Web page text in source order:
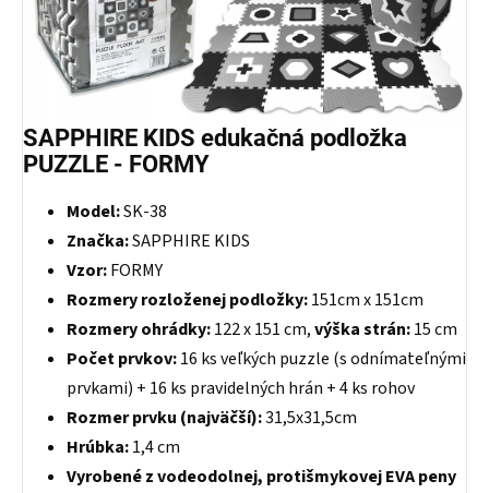
SAPPHIRE KIDS edukačná podložka
PUZZLE - FORMY
Model:SK-38
Značka:SAPPHIRE KIDS
Vzor:FORMY
Rozmery rozloženej podložky:151cm x 151cm
Rozmery ohrádky:122 x 151 cm,výška strán:15 cm
Počet prvkov:16 ks veľkých puzzle (s odnímateľnými
prvkami) + 16 ks pravidelných hrán + 4 ks rohov
Rozmer prvku (najväčší):31,5x31,5cm
Hrúbka:1,4 cm
Vyrobené z vodeodolnej, protišmykovej EVA peny